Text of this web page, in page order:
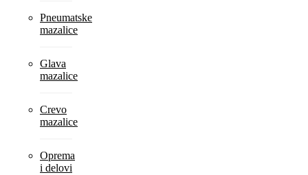
Pneumatske
mazalice
Glava
mazalice
Crevo
mazalice
Oprema
i delovi